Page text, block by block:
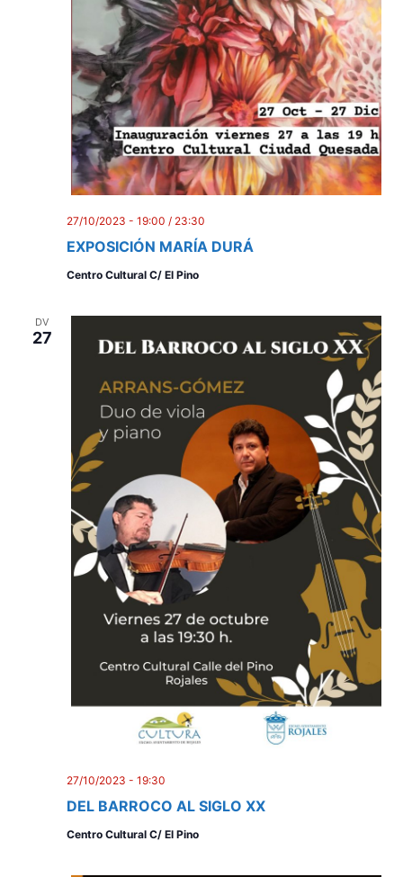
EXPOSICIÓN MARÍA DURÁ
27/10/2023 - 19:00 / 23:30
Centro Cultural C/ El Pino
DV
27
DEL BARROCO AL SIGLO XX
27/10/2023 - 19:30
Centro Cultural C/ El Pino